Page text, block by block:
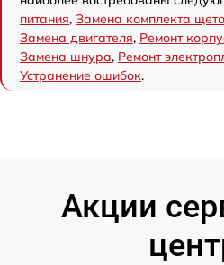
питания, Замена комплекта
Замена двигателя, Ремонт
Замена шнура, Ремонт
Устранение ошибок.
Акции